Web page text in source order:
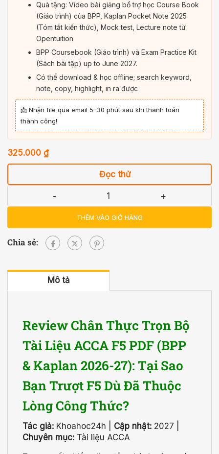
Quà tặng: Video bài giảng bổ trợ học Course Book
(Giáo trình) của BPP, Kaplan Pocket Note 2025
(Tóm tắt kiến thức), Mock test, Lecture note từ
Opentuition
BPP Coursebook (Giáo trình) và Exam Practice Kit
(Sách bài tập) up to June 2027.
Có thể download & học offline; search keyword,
note, copy, highlight, in ra được
📩 Nhận file qua email 5–30 phút sau khi thanh toán
thành công!
325.000 ₫
Đọc thử
- +
THÊM VÀO GIỎ HÀNG
Chia sẻ:
Mô tả
Review Chân Thực Trọn Bộ
Tài Liệu ACCA F5 PDF (BPP
& Kaplan 2026-27): Tại Sao
Bạn Trượt F5 Dù Đã Thuộc
Lòng Công Thức?
Tác giả: Khoahoc24h | Cập nhật: 2027 |
Chuyên mục: Tài liệu ACCA